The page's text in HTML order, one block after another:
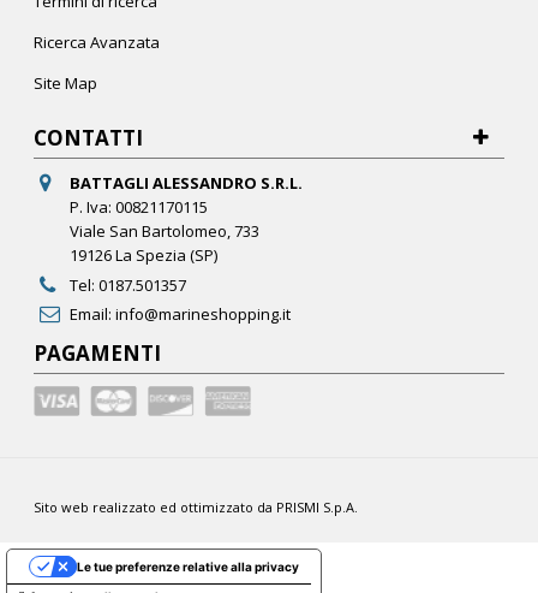
Ricerca Avanzata
Site Map
CONTATTI
BATTAGLI ALESSANDRO S.R.L.
P. Iva: 00821170115
Viale San Bartolomeo, 733
19126 La Spezia (SP)
Tel: 0187.501357
Email: info@marineshopping.it
PAGAMENTI
Sito web realizzato ed ottimizzato da PRISMI S.p.A.
Le tue preferenze relative alla privacy